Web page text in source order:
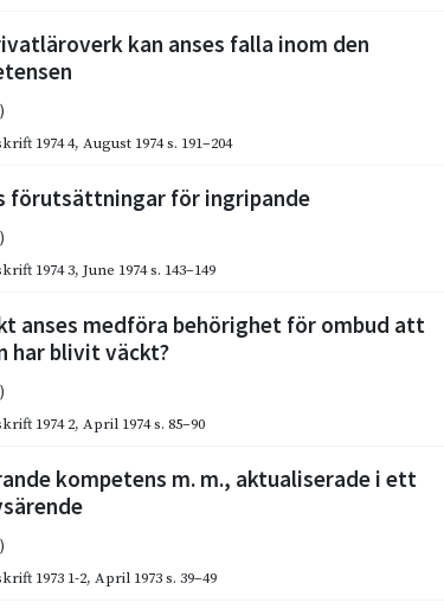
kan anses falla inom den
1974 4, August 1974s. 191–204
förutsättningar för ingripande
1974 3, June 1974s. 143–149
anses medföra behörighet för ombud att
har blivit väckt?
1974 2, April 1974s. 85–90
kompetens m. m., aktualiserade i ett
1973 1-2, April 1973s. 39–49